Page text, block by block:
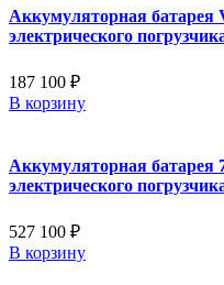
Аккумуляторная батарея
электрического
187 100 ₽
В корзину
Аккумуляторная батарея
электрического
527 100 ₽
В корзину